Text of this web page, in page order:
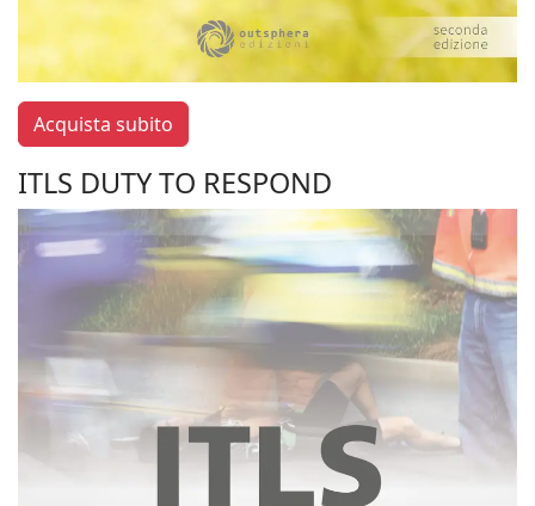
Acquista subito
ITLS DUTY TO RESPOND